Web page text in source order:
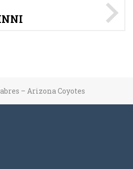
– Arizona Coyotes